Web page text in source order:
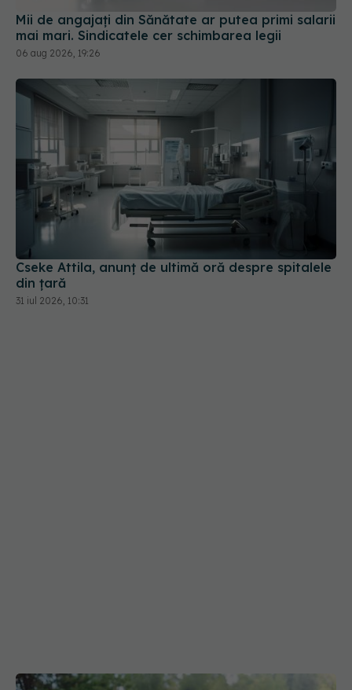
Mii de angajați din Sănătate ar putea primi salarii
mai mari. Sindicatele cer schimbarea legii
06 aug 2026, 19:26
Cseke Attila, anunț de ultimă oră despre spitalele
din țară
31 iul 2026, 10:31